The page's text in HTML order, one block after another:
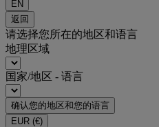
EN
返回
请选择您所在的地区和语言
地理区域
国家/地区 - 语言
确认您的地区和您的语言
EUR (€)